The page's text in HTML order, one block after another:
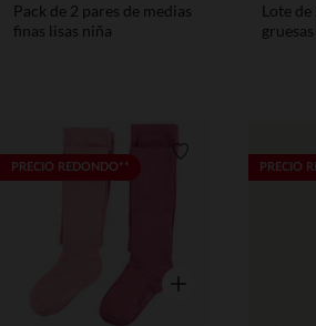
Pack de 2 pares de medias
finas lisas niña
Lote de
PRECIO REDONDO** Lista de
Vista rápida
PRECIO